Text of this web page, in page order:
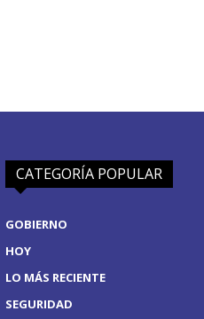
CATEGORÍA POPULAR
GOBIERNO
HOY
LO MÁS RECIENTE
SEGURIDAD